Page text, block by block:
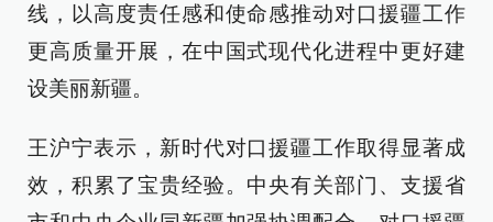
线，以高度责任感和使命感推动对口援疆工作
更高质量开展，在中国式现代化进程中更好建
设美丽新疆。
王沪宁表示，新时代对口援疆工作取得显著成
效，积累了宝贵经验。中央有关部门、支援省